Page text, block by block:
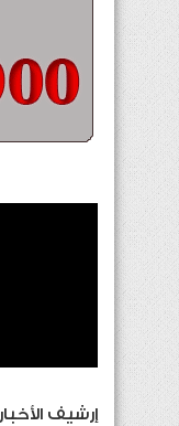
إرشيف الأخبار